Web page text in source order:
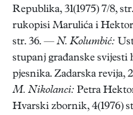
Republika, 31(1975) 7/8,
rukopisi Marulića i
str. 36. — N. Kolumbić:
stupanj građanske svijesti
pjesnika. Zadarska revija,
M. Nikolanci: Petra
Hvarski zbornik, 4(1976)